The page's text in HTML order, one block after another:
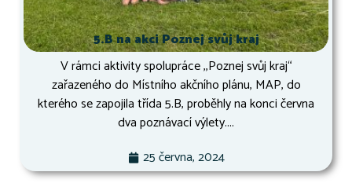
5.B na akci Poznej svůj kraj
V rámci aktivity spolupráce ,,Poznej svůj kraj“
zařazeného do Místního akčního plánu, MAP, do
kterého se zapojila třída 5.B, proběhly na konci června
dva poznávací výlety....
25 června, 2024